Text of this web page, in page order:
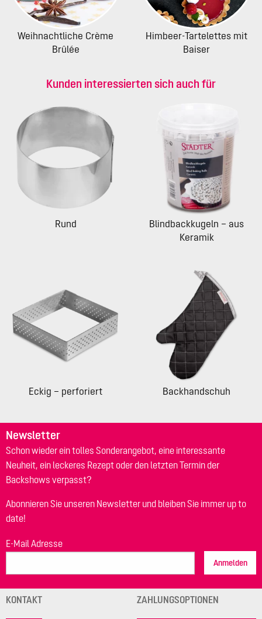
Weihnachtliche Crème
Brûlée
Himbeer-Tartelettes mit
Baiser
Kunden interessierten sich auch für
Rund
Blindbackkugeln – aus
Keramik
Eckig – perforiert Backhandschuh
Newsletter
Schon wieder ein tolles Sonderangebot, eine interessante
Neuheit, ein leckeres Rezept oder den letzten Termin der
Backshows verpasst?
Abonnieren Sie unseren Newsletter und bleiben Sie immer up to
date!
E-Mail Adresse
Anmelden
KONTAKT ZAHLUNGSOPTIONEN